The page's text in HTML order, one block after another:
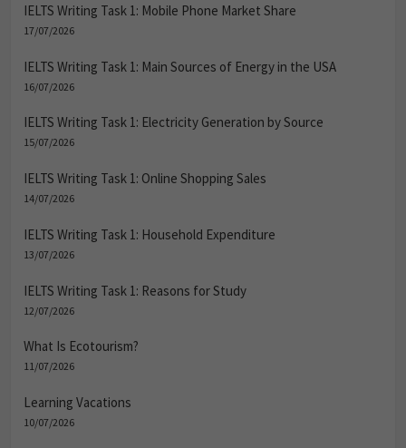
IELTS Writing Task 1: Mobile Phone Market Share
17/07/2026
IELTS Writing Task 1: Main Sources of Energy in the USA
16/07/2026
IELTS Writing Task 1: Electricity Generation by Source
15/07/2026
IELTS Writing Task 1: Online Shopping Sales
14/07/2026
IELTS Writing Task 1: Household Expenditure
13/07/2026
IELTS Writing Task 1: Reasons for Study
12/07/2026
What Is Ecotourism?
11/07/2026
Learning Vacations
10/07/2026